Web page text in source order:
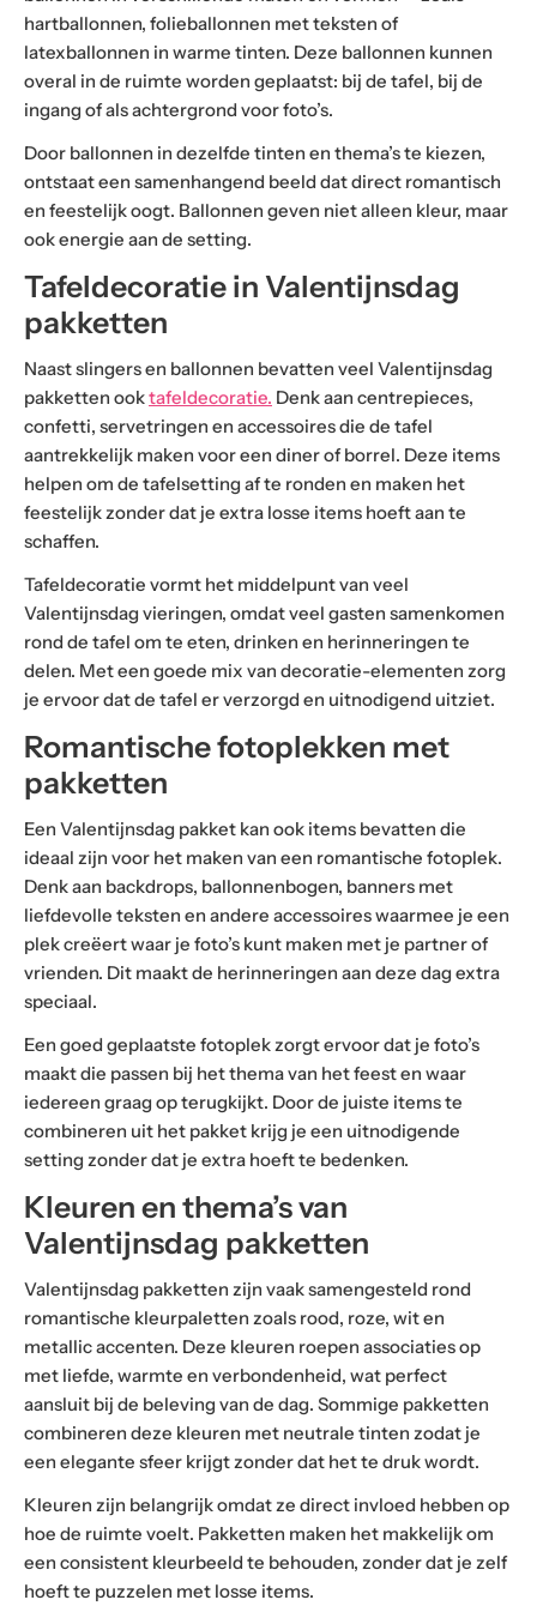
hartballonnen, folieballonnen met teksten of
latexballonnen in warme tinten. Deze ballonnen kunnen
overal in de ruimte worden geplaatst: bij de tafel, bij de
ingang of als achtergrond voor foto’s.
Door ballonnen in dezelfde tinten en thema’s te kiezen,
ontstaat een samenhangend beeld dat direct romantisch
en feestelijk oogt. Ballonnen geven niet alleen kleur, maar
ook energie aan de setting.
Tafeldecoratie in Valentijnsdag
pakketten
Naast slingers en ballonnen bevatten veel Valentijnsdag
pakketten ooktafeldecoratie. Denk aan centrepieces,
confetti, servetringen en accessoires die de tafel
aantrekkelijk maken voor een diner of borrel. Deze items
helpen om de tafelsetting af te ronden en maken het
feestelijk zonder dat je extra losse items hoeft aan te
schaffen.
Tafeldecoratie vormt het middelpunt van veel
Valentijnsdag vieringen, omdat veel gasten samenkomen
rond de tafel om te eten, drinken en herinneringen te
delen. Met een goede mix van decoratie-elementen zorg
je ervoor dat de tafel er verzorgd en uitnodigend uitziet.
Romantische fotoplekken met
pakketten
Een Valentijnsdag pakket kan ook items bevatten die
ideaal zijn voor het maken van een romantische fotoplek.
Denk aan backdrops, ballonnenbogen, banners met
liefdevolle teksten en andere accessoires waarmee je een
plek creëert waar je foto’s kunt maken met je partner of
vrienden. Dit maakt de herinneringen aan deze dag extra
speciaal.
Een goed geplaatste fotoplek zorgt ervoor dat je foto’s
maakt die passen bij het thema van het feest en waar
iedereen graag op terugkijkt. Door de juiste items te
combineren uit het pakket krijg je een uitnodigende
setting zonder dat je extra hoeft te bedenken.
Kleuren en thema’s van
Valentijnsdag pakketten
Valentijnsdag pakketten zijn vaak samengesteld rond
romantische kleurpaletten zoals rood, roze, wit en
metallic accenten. Deze kleuren roepen associaties op
met liefde, warmte en verbondenheid, wat perfect
aansluit bij de beleving van de dag. Sommige pakketten
combineren deze kleuren met neutrale tinten zodat je
een elegante sfeer krijgt zonder dat het te druk wordt.
Kleuren zijn belangrijk omdat ze direct invloed hebben op
hoe de ruimte voelt. Pakketten maken het makkelijk om
een consistent kleurbeeld te behouden, zonder dat je zelf
hoeft te puzzelen met losse items.